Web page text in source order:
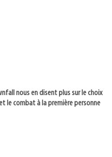
nous en disent plus sur le choix
le combat à la première personne